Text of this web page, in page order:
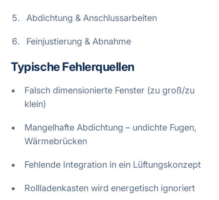
Abdichtung & Anschlussarbeiten
Feinjustierung & Abnahme
Typische Fehlerquellen
Falsch dimensionierte Fenster (zu groß/zu
klein)
Mangelhafte Abdichtung – undichte Fugen,
Wärmebrücken
Fehlende Integration in ein Lüftungskonzept
Rollladenkasten wird energetisch ignoriert